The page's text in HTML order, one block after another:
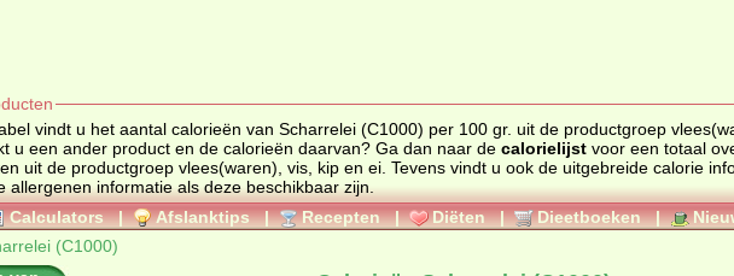
u het aantal calorieën van Scharrelei (C1000) per 100 gr. uit de productgroep vlees(waren),
vis, kip en ei. Zoekt u een ander product en de calorieën daarvan? Ga dan naar de calorielijst voor een totaal overzicht of
uit de productgroep vlees(waren), vis, kip en ei
ingrediënten en de allergenen informatie als deze beschikbaar zijn.
Calculators | Afslanktips | Recepten | Diëten | Dieetboeken |
(C1000)